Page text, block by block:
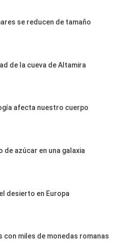
se reducen de tamaño
de la cueva de Altamira
afecta nuestro cuerpo
de azúcar en una galaxia
desierto en Europa
con miles de monedas romanas